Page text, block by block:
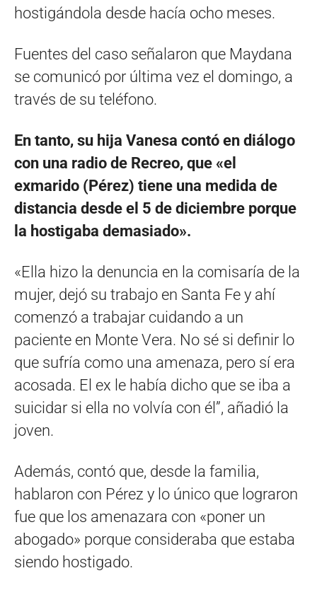
hostigándola desde hacía ocho meses.
Fuentes del caso señalaron que Maydana
se comunicó por última vez el domingo, a
través de su teléfono.
En tanto, su hija Vanesa contó en diálogo
con una radio de Recreo, que «el
exmarido (Pérez) tiene una medida de
distancia desde el 5 de diciembre porque
la hostigaba demasiado».
«Ella hizo la denuncia en la comisaría de la
mujer, dejó su trabajo en Santa Fe y ahí
comenzó a trabajar cuidando a un
paciente en Monte Vera. No sé si definir lo
que sufría como una amenaza, pero sí era
acosada. El ex le había dicho que se iba a
suicidar si ella no volvía con él”, añadió la
joven.
Además, contó que, desde la familia,
hablaron con Pérez y lo único que lograron
fue que los amenazara con «poner un
abogado» porque consideraba que estaba
siendo hostigado.